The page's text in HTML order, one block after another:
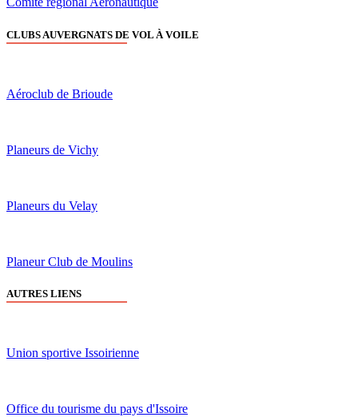
CLUBS AUVERGNATS DE VOL À VOILE
Aéroclub de Brioude
Planeurs de Vichy
Planeurs du Velay
Planeur Club de Moulins
AUTRES LIENS
Union sportive Issoirienne
Office du tourisme du pays d'Issoire